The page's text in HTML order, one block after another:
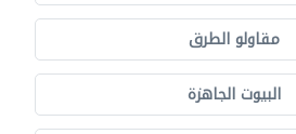
مقاولو الطرق
البيوت الجاهزة